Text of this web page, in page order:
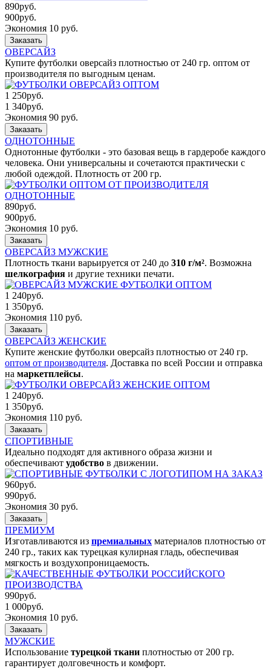
890руб.
900руб.
Экономия 10 руб.
Заказать
ОВЕРСАЙЗ
Купите футболки оверсайз плотностью от 240 гр. оптом от
производителя по выгодным ценам.
1 250руб.
1 340руб.
Экономия 90 руб.
Заказать
ОДНОТОННЫЕ
Однотонные футболки - это базовая вещь в гардеробе каждого
человека. Они универсальны и сочетаются практически с
любой одеждой. Плотность от 200 гр.
890руб.
900руб.
Экономия 10 руб.
Заказать
ОВЕРСАЙЗ МУЖСКИЕ
Плотность ткани варьируется от 240 до 310 г/м². Возможна
шелкография и другие техники печати.
1 240руб.
1 350руб.
Экономия 110 руб.
Заказать
ОВЕРСАЙЗ ЖЕНСКИЕ
Купите женские футболки оверсайз плотностью от 240 гр.
оптом от производителя. Доставка по всей России и отправка
на маркетплейсы.
1 240руб.
1 350руб.
Экономия 110 руб.
Заказать
СПОРТИВНЫЕ
Идеально подходят для активного образа жизни и
обеспечивают удобство в движении.
960руб.
990руб.
Экономия 30 руб.
Заказать
ПРЕМИУМ
Изготавливаются из премиальных материалов плотностью от
240 гр., таких как турецкая кулирная гладь, обеспечивая
мягкость и воздухопроницаемость.
990руб.
1 000руб.
Экономия 10 руб.
Заказать
МУЖСКИЕ
Использование турецкой ткани плотностью от 200 гр.
гарантирует долговечность и комфорт.